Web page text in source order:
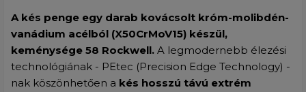
A kés penge egy darab kovácsolt króm-molibdén-
vanádium acélból (X50CrMoV15) készül,
keménysége 58 Rockwell. A legmodernebb élezési
technológiának - PEtec (Precision Edge Technology) -
nak köszönhetően a kés hosszú távú extrém